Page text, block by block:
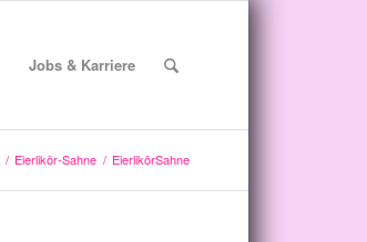
Jobs & Karriere
/ Eierlikör-Sahne / EierlikörSahne